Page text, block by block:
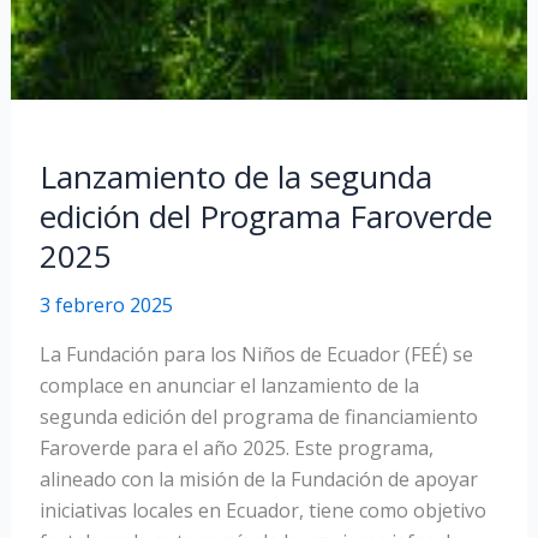
Lanzamiento de la segunda
edición del Programa Faroverde
2025
3 febrero 2025
La Fundación para los Niños de Ecuador (FEÉ) se
complace en anunciar el lanzamiento de la
segunda edición del programa de financiamiento
Faroverde para el año 2025. Este programa,
alineado con la misión de la Fundación de apoyar
iniciativas locales en Ecuador, tiene como objetivo